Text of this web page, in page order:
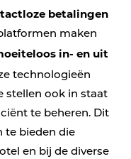
betalingen
maken
in- en uit
technologieën
stellen ook in staat
te beheren. Dit
te bieden die
en bij de diverse